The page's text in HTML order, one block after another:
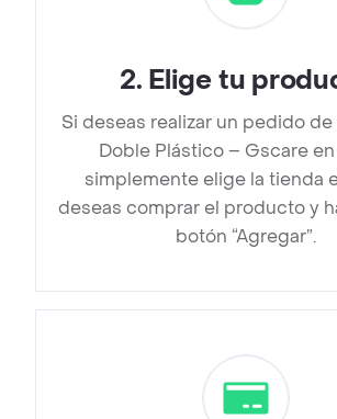
2. Elige tu
Si deseas realizar un pedido
Doble Plástico – Gscare
simplemente elige la tienda
deseas comprar el producto y
botón “Agregar”.